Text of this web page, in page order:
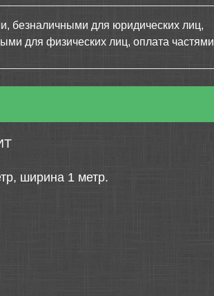
безналичными для юридических лиц,
для физических лиц, оплата частями
ширина 1 метр.